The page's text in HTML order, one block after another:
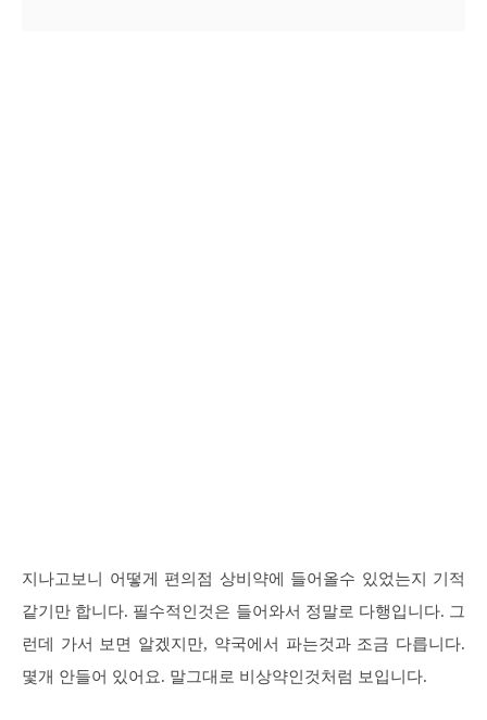
지나고보니 어떻게 편의점 상비약에 들어올수 있었는지 기적
같기만 합니다. 필수적인것은 들어와서 정말로 다행입니다. 그
런데 가서 보면 알겠지만, 약국에서 파는것과 조금 다릅니다.
몇개 안들어 있어요. 말그대로 비상약인것처럼 보입니다.